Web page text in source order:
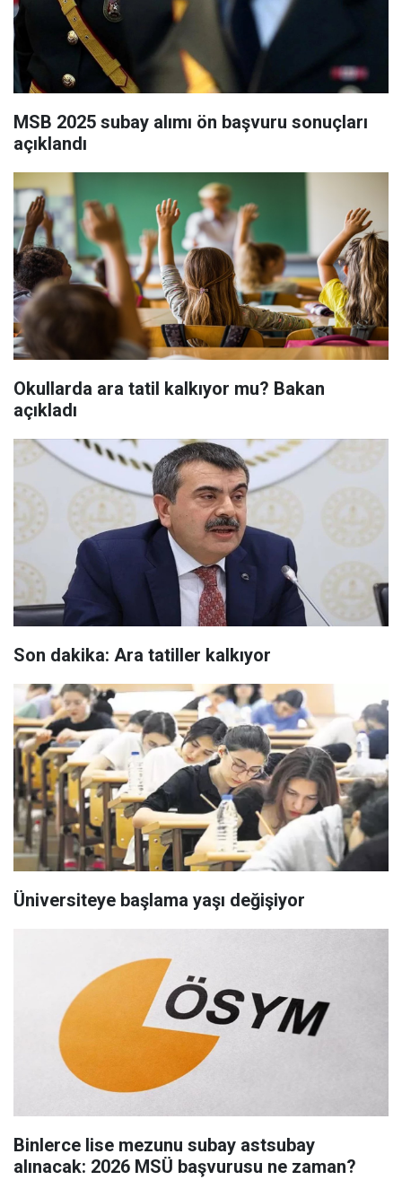
MSB 2025 subay alımı ön başvuru sonuçları
açıklandı
Okullarda ara tatil kalkıyor mu? Bakan
açıkladı
Son dakika: Ara tatiller kalkıyor
Üniversiteye başlama yaşı değişiyor
Binlerce lise mezunu subay astsubay
alınacak: 2026 MSÜ başvurusu ne zaman?